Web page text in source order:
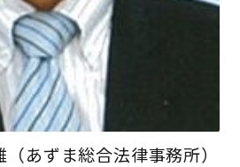
あずま総合法律事務所）